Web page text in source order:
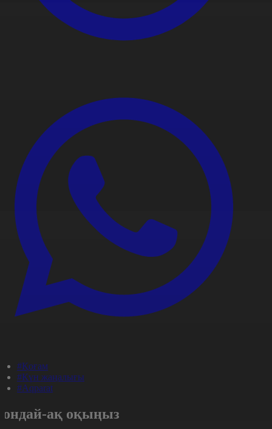
#Қоғам
#Күн жаңалығы
#Aqparat
ақ оқыңыз